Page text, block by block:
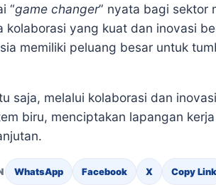
“game changer” nyata bagi sektor
kolaborasi yang kuat dan inovasi
memiliki peluang besar untuk
saja, melalui kolaborasi dan
biru, menciptakan lapangan
WhatsApp Facebook X Copy Link